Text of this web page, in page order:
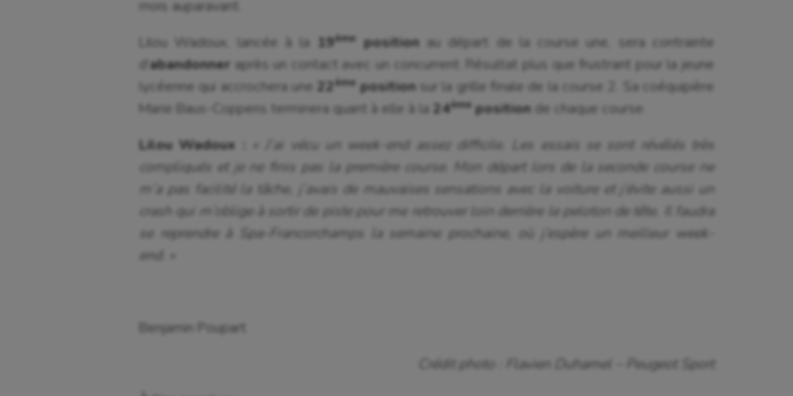
mois auparavant.
Lilou Wadoux, lancée à la 19ème positionau départ de la course une, sera contrainte
d’ abandonner après un contact avec un concurrent. Résultat plus que frustrant pour la jeune
lycéenne qui accrochera une 22ème positionsur la grille finale de la course 2. Sa coéquipière
Marie Baus-Coppens terminera quant à elle à la 24ème position de chaque course.
Lilou Wadoux :
« J’ai vécu un week-end assez difficile. Les essais se sont révélés très
compliqués et je ne finis pas la première course. Mon départ lors de la seconde course ne
m’a pas facilité la tâche, j’avais de mauvaises sensations avec la voiture et j’évite aussi un
crash qui m’oblige à sortir de piste pour me retrouver loin derrière le peloton de tête. Il faudra
se reprendre à Spa-Francorchamps la semaine prochaine, où j’espère un meilleur week-
end. »
Benjamin Poupart
Crédit photo : Flavien Duhamel – Peugeot Sport